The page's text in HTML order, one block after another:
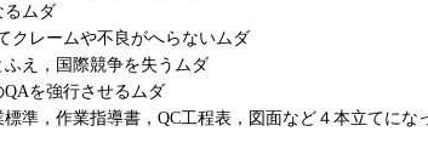
るムダ
クレームや不良がへらないムダ
え，国際競争を失うムダ
を強行させるムダ
準，作業指導書，QC工程表，図面など４本立てにな